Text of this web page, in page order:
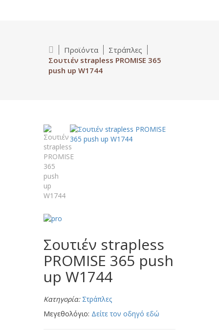
Προϊόντα
Στράπλες
Σουτιέν strapless PROMISE 365
push up W1744
Σουτιέν strapless
PROMISE 365 push
up W1744
Κατηγορία: Στράπλες
Μεγεθολόγιο: Δείτε τον οδηγό εδώ